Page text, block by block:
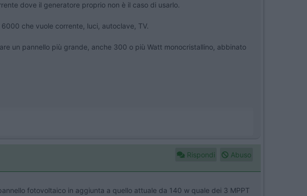
dove il generatore proprio non è il caso di usarlo.
che vuole corrente, luci, autoclave, TV.
un pannello più grande, anche 300 o più Watt monocristallino, abbinato
Rispondi Abuso
fotovoltaico in aggiunta a quello attuale da 140 w quale dei 3 MPPT